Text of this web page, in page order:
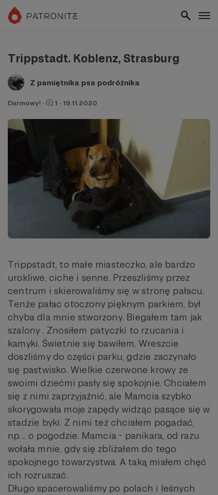
Trippstadt. Koblenz, Strasburg
Z pamiętnika psa podróżnika
Darmowy! · 1 · 19.11.2020
Trippstadt, to małe miasteczko, ale bardzo
urokliwe, ciche i senne. Przeszliśmy przez
centrum i skierowaliśmy się w stronę pałacu.
Tenże pałac otoczony pięknym parkiem, był
chyba dla mnie stworzony. Biegałem tam jak
szalony . Znosiłem patyczki to rzucania i
kamyki. Świetnie się bawiłem. Wreszcie
doszliśmy do części parku, gdzie zaczynało
się pastwisko. Wielkie czerwone krowy ze
swoimi dziećmi pasły się spokojnie. Chciałem
się z nimi zaprzyjaźnić, ale Mamcia szybko
skorygowała moje zapędy widząc pasące się w
stadzie byki. Z nimi też chciałem pogadać,
np.... o pogodzie. Mamcia - panikara, od razu
wołała mnie, gdy się zbliżałem do tego
spokojnego towarzystwa. A taką miałem chęć
ich rozruszać.
Długo spacerowaliśmy po polach i leśnych